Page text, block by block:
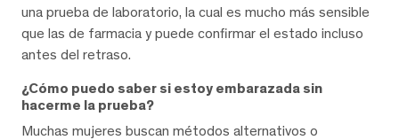
una prueba de laboratorio, la cual es mucho más sensible
que las de farmacia y puede confirmar el estado incluso
antes del retraso.
¿Cómo puedo saber si estoy embarazada sin
hacerme la prueba?
Muchas mujeres buscan métodos alternativos o